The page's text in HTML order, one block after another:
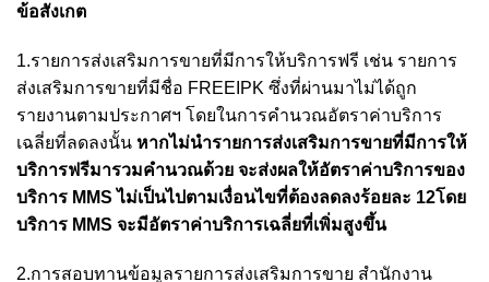
ข้อสังเกต
1.รายการส่งเสริมการขายที่มีการให้บริการฟรี เช่น รายการ
ส่งเสริมการขายที่มีชื่อ FREEIPK ซึ่งที่ผ่านมาไม่ได้ถูก
รายงานตามประกาศฯ โดยในการคํานวณอัตราค่าบริการ
เฉลี่ยที่ลดลงนั้น หากไม่นํารายการส่งเสริมการขายที่มีการให้
บริการฟรีมารวมคํานวณด้วย จะส่งผลให้อัตราค่าบริการของ
บริการ MMS ไม่เป็นไปตามเงื่อนไขที่ต้องลดลงร้อยละ 12โดย
บริการ MMS จะมีอัตราค่าบริการเฉลี่ยที่เพิ่มสูงขึ้น
2.การสอบทานข้อมูลรายการส่งเสริมการขาย สำนักงาน